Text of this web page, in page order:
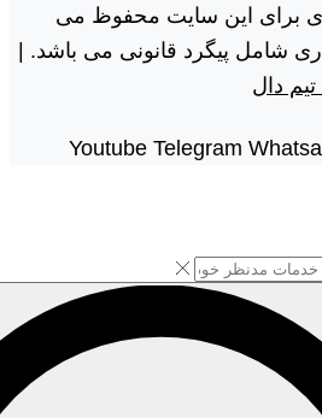
برای این سایت محفوظ می
شامل پیگرد قانونی می باشد. |
دال
Youtube Telegram